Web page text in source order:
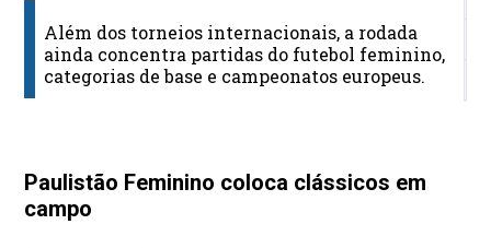
Além dos torneios internacionais, a rodada
ainda concentra partidas do futebol feminino,
categorias de base e campeonatos europeus.
Paulistão Feminino coloca clássicos em
campo